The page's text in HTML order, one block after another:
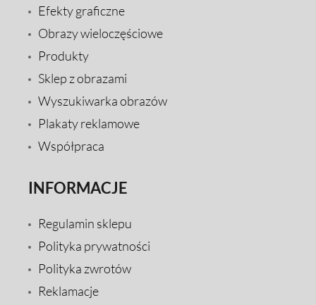
Efekty graficzne
Obrazy wieloczęściowe
Produkty
Sklep z obrazami
Wyszukiwarka obrazów
Plakaty reklamowe
Współpraca
INFORMACJE
Regulamin sklepu
Polityka prywatności
Polityka zwrotów
Reklamacje